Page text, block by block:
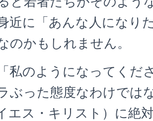
近に「あんな人になり
のかもしれません。
私のようになってくだ
ぶった態度なわけでは
エス・キリスト）に絶